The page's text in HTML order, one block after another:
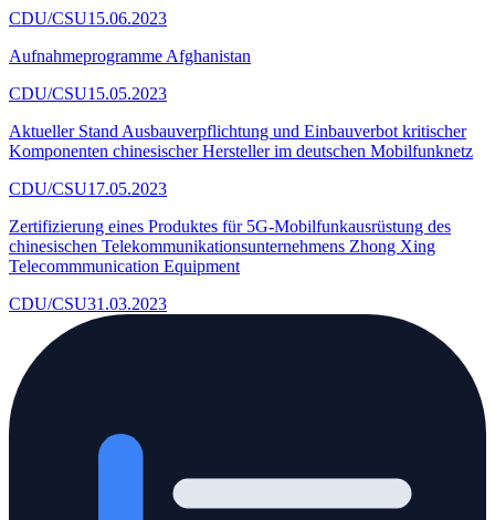
CDU/CSU15.06.2023
Aufnahmeprogramme Afghanistan
CDU/CSU15.05.2023
Aktueller Stand Ausbauverpflichtung und Einbauverbot kritischer
Komponenten chinesischer Hersteller im deutschen Mobilfunknetz
CDU/CSU17.05.2023
Zertifizierung eines Produktes für 5G-Mobilfunkausrüstung des
chinesischen Telekommunikationsunternehmens Zhong Xing
Telecommmunication Equipment
CDU/CSU31.03.2023